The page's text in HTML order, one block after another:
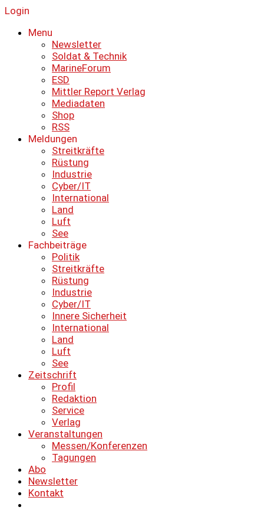
Login
Menu
Newsletter
Soldat & Technik
MarineForum
ESD
Mittler Report Verlag
Mediadaten
Shop
RSS
Meldungen
Streitkräfte
Rüstung
Industrie
Cyber/IT
International
Land
Luft
See
Fachbeiträge
Politik
Streitkräfte
Rüstung
Industrie
Cyber/IT
Innere Sicherheit
International
Land
Luft
See
Zeitschrift
Profil
Redaktion
Service
Verlag
Veranstaltungen
Messen/Konferenzen
Tagungen
Abo
Newsletter
Kontakt